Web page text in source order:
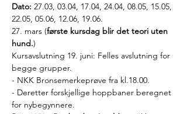
Dato: 27.03, 03.04, 17.04, 24.04, 08.05, 15.05,
22.05, 05.06, 12.06, 19.06.
27. mars (første kursdag blir det teori uten
hund.)
Kursavslutning 19. juni: Felles avslutning for
begge grupper.
- NKK Bronsemerkeprøve fra kl.18.00.
- Deretter forskjellige hoppbaner beregnet
for nybegynnere.